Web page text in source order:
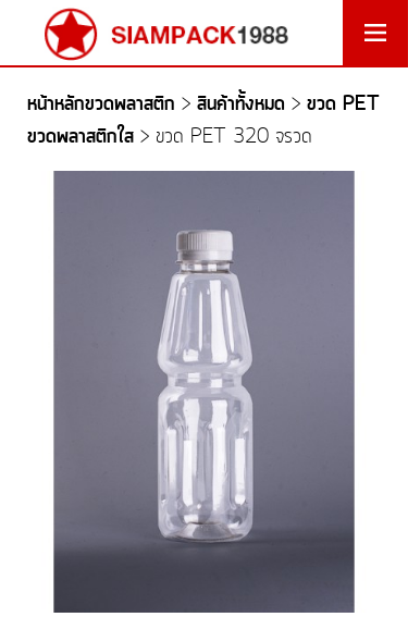
หน้าหลักขวดพลาสติก > สินค้าทั้งหมด > ขวด PET
ขวดพลาสติกใส > ขวด PET 320 จรวด